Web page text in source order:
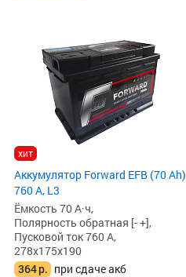
хит
Аккумулятор Forward EFB (70 Ah)
760 А, L3
Ёмкость 70 А·ч,
Полярность обратная [- +],
Пусковой ток 760 А,
278x175x190
364р. при сдаче акб